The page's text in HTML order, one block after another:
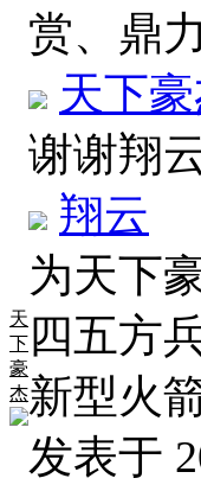
天
下
豪
杰
赏、鼎
天下
谢谢翔
翔云
为天下
四五方
新型火
发表于